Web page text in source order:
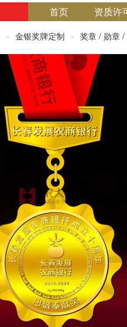
首页 资质许
金银奖牌定制 奖章 / 勋章 /